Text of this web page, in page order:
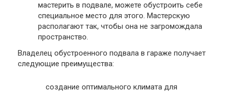
мастерить в подвале, можете обустроить себе
специальное место для этого. Мастерскую
располагают так, чтобы она не загромождала
пространство.
Владелец обустроенного подвала в гараже получает
следующие преимущества:
создание оптимального климата для